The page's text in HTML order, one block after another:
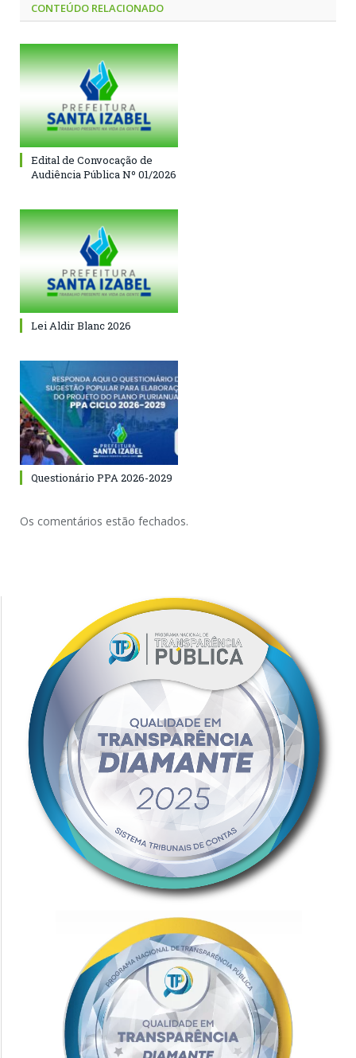
CONTEÚDO RELACIONADO
Edital de Convocação de
Audiência Pública Nº 01/2026
Lei Aldir Blanc 2026
Questionário PPA 2026-2029
Os comentários estão fechados.